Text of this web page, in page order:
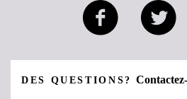
DES QUESTIONS?